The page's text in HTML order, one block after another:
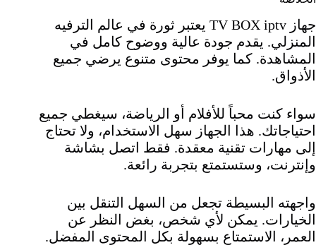
جهاز TV BOX iptv يعتبر ثورة في عالم الترفيه
المنزلي. يقدم جودة عالية ووضوح كامل في
المشاهدة. كما يوفر محتوى متنوع يرضي جميع
الأذواق.
سواء كنت محباً للأفلام أو الرياضة، سيغطي جميع
احتياجاتك. هذا الجهاز سهل الاستخدام، ولا تحتاج
إلى مهارات تقنية معقدة. فقط اتصل بشاشة
وإنترنت، وستستمتع بتجربة رائعة.
واجهته البسيطة تجعل من السهل التنقل بين
الخيارات. يمكن لأي شخص، بغض النظر عن
العمر، الاستمتاع بسهولة بكل المحتوى المفضل.